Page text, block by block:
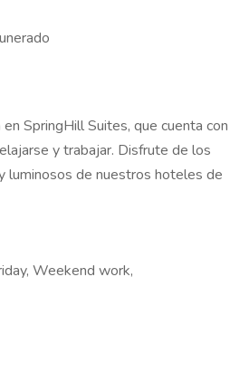
SpringHill Suites, que cuenta con
y trabajar. Disfrute de los
luminosos de nuestros hoteles de
Weekend work,